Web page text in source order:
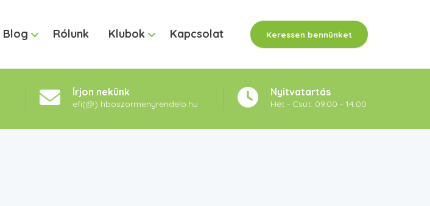
Blog Rólunk Klubok Kapcsolat Keressen bennünket
Írjon nekünk
efi(@) hboszormenyrendelo.hu
Nyitvatartás
Hét - Csüt: 09.00 - 14.00